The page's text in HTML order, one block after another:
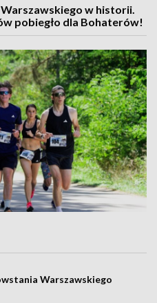
w historii.
pobiegło dla Bohaterów!
Warszawskiego